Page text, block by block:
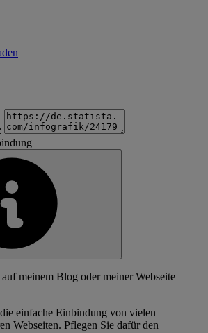
:
meinem Blog oder meiner Webseite
einfache Einbindung von vielen
Webseiten. Pflegen Sie dafür den